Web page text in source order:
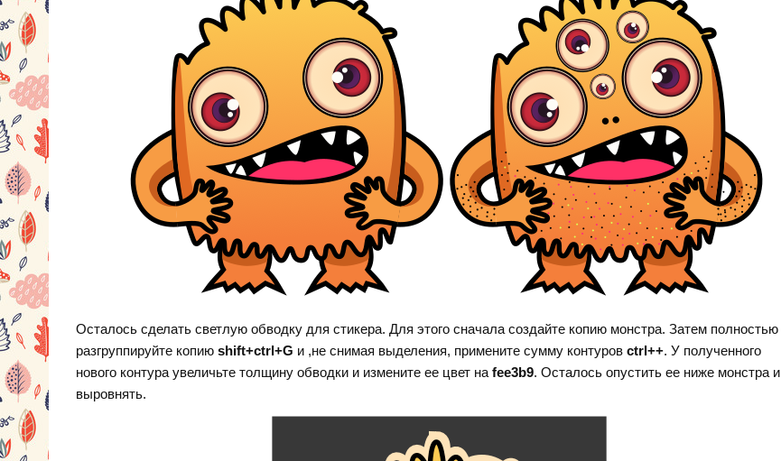
Осталось сделать светлую обводку для стикера. Для этого сначала создайте копию монстра. Затем полностью
разгруппируйте копиюshift+ctrl+G и ,не снимая выделения, примените сумму контуровctrl++. У полученного
нового контура увеличьте толщину обводки и измените ее цвет наfee3b9. Осталось опустить ее ниже монстра и
выровнять.